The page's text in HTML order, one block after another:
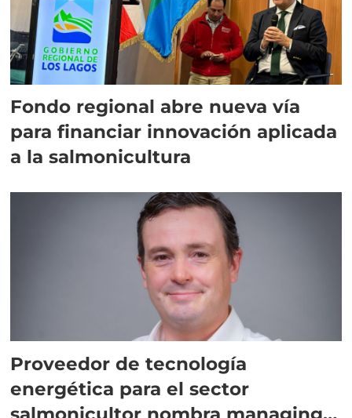
Fondo regional abre nueva vía
para financiar innovación aplicada
a la salmonicultura
Proveedor de tecnología
energética para el sector
salmonicultor nombra managing